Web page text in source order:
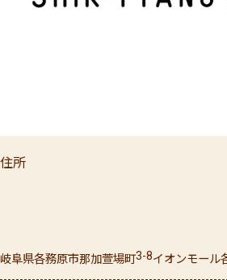
住所
岐阜県各務原市那加萱場町3-8イオンモール